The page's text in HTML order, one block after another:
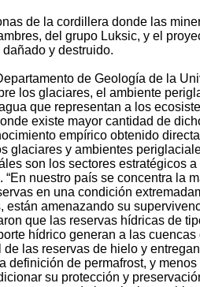
de la cordillera donde las
del grupo Luksic, y el
y destruido.
de Geología de la
los glaciares, el ambiente
que representan a los
existe mayor cantidad de
empírico obtenido
glaciares y ambientes
son los sectores estratégicos a
nuestro país se concentra la
en una condición
amenazando su
que las reservas hídricas de
hídrico generan a las
las reservas de hielo y
de permafrost, y menos
su protección y